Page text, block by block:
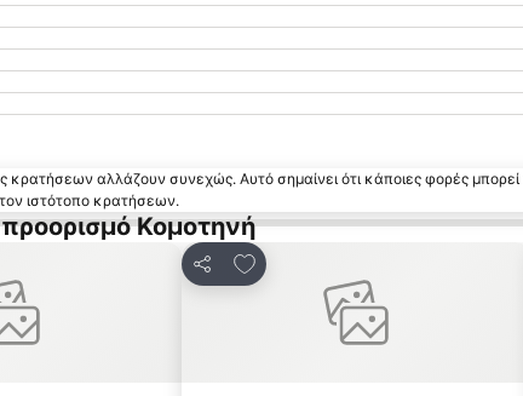
κρατήσεων αλλάζουν συνεχώς. Αυτό σημαίνει ότι κάποιες φορές μπορεί
ιστότοπο κρατήσεων.
Κομοτηνή
αγαπημένα
Κοινοποίηση
Προσθήκη στα αγαπημένα